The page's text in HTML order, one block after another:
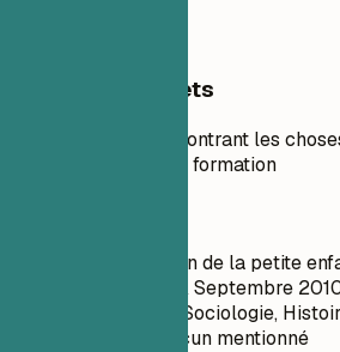
Exemples concrets
Exemple pratique montrant les
faire pour la section formation
Licence en Éducation de la petite
Géorgie | Athens, GASeptembre
: Psychologie I & II, Sociologie,
Honneurs/Prix : Aucun mentionné